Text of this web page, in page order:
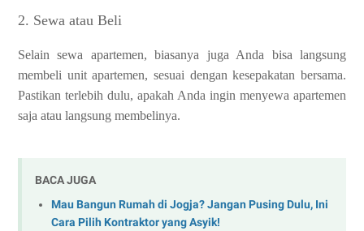
2. Sewa atau Beli
Selain sewa apartemen, biasanya juga Anda bisa langsung
membeli unit apartemen, sesuai dengan kesepakatan bersama.
Pastikan terlebih dulu, apakah Anda ingin menyewa apartemen
saja atau langsung membelinya.
BACA JUGA
Mau Bangun Rumah di Jogja? Jangan Pusing Dulu, Ini
Cara Pilih Kontraktor yang Asyik!